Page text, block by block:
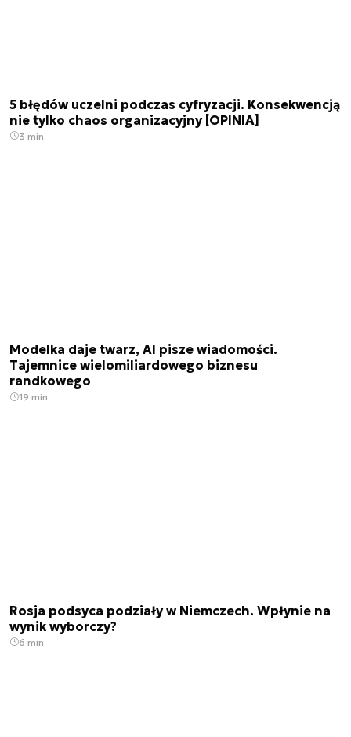
5 błędów uczelni podczas cyfryzacji. Konsekwencją
nie tylko chaos organizacyjny [OPINIA]
3 min.
Modelka daje twarz, AI pisze wiadomości.
Tajemnice wielomiliardowego biznesu
randkowego
19 min.
Rosja podsyca podziały w Niemczech. Wpłynie na
wynik wyborczy?
6 min.